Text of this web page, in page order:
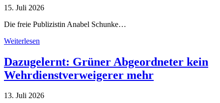
15. Juli 2026
Die freie Publizistin Anabel Schunke…
Weiterlesen
Dazugelernt: Grüner Abgeordneter kein
Wehrdienstverweigerer mehr
13. Juli 2026